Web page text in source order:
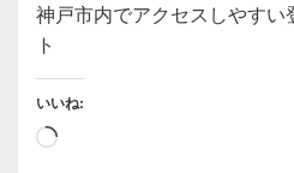
神戸市内でアクセスしやすい
ト
いいね:
読